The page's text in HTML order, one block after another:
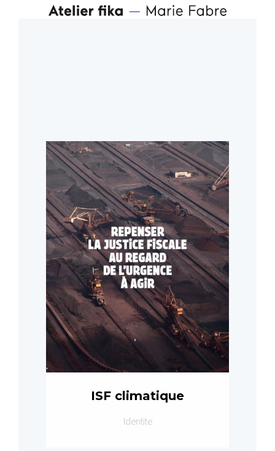
ISF climatique
Identite